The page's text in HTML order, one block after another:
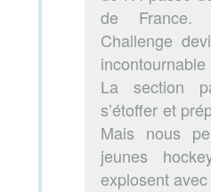
de France.
Challenge
La section
s’étoffer et
Mais nous
jeunes
explosent